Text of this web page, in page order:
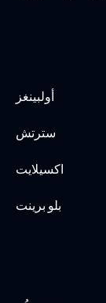
أولبينغز
سترتش
اكسيلايت
بلو برينت